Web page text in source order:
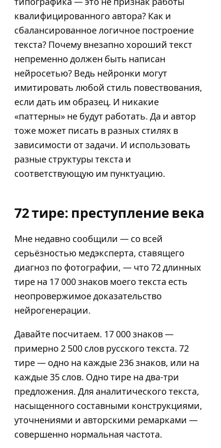
квалифицированного автора? Как и
сбалансированное логичное построение
текста? Почему внезапно хороший текст
непременно должен быть написан
нейросетью? Ведь нейронки могут
имитировать любой стиль повествования,
если дать им образец. И никакие
«паттерны» не будут работать. Да и автор
тоже может писать в разных стилях в
зависимости от задачи. И использовать
разные структуры текста и
соответствующую им пунктуацию.
72 тире: преступление века
Мне недавно сообщили — со всей
серьёзностью медэксперта, ставящего
диагноз по фотографии, — что 72 длинных
тире на 17 000 знаков моего текста есть
неопровержимое доказательство
нейрогенерации.
Давайте посчитаем. 17 000 знаков —
примерно 2 500 слов русского текста. 72
тире — одно на каждые 236 знаков, или на
каждые 35 слов. Одно тире на два-три
предложения. Для аналитического текста,
насыщенного составными конструкциями,
уточнениями и авторскими ремарками —
совершенно нормальная частота.